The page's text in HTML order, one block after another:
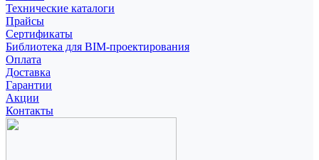
Технические каталоги
Прайсы
Сертификаты
Библиотека для BIM-проектирования
Оплата
Доставка
Гарантии
Акции
Контакты